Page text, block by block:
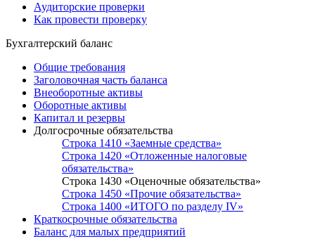
Аудиторские проверки
Как провести проверку
Бухгалтерский баланс
Общие требования
Заголовочная часть баланса
Внеоборотные активы
Оборотные активы
Капитал и резервы
Долгосрочные обязательства
Строка 1410 «Заемные средства»
Строка 1420 «Отложенные налоговые
обязательства»
Строка 1430 «Оценочные обязательства»
Строка 1450 «Прочие обязательства»
Строка 1400 «ИТОГО по разделу IV»
Краткосрочные обязательства
Баланс для малых предприятий